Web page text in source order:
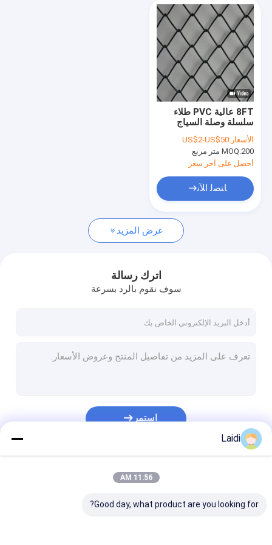
8FT عالية PVC طلاء
سلسلة وصلة السياج
الماسية ملعب التنس
السياج شبكة
الأسعار:US$2-US$50
MOQ:200 متر مربع
أحصل على آخر سعر
ﺎﺘﺼﻟ ﺍﻶﻧ
عرض المزيد
اترك رسالة
سوف نقوم بالرد بسرعة
استمر
Laidi
11:56 AM
Good day, what product are you looking for?